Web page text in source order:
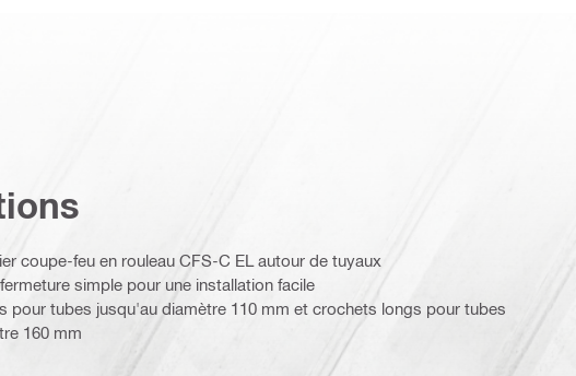
coupe-feu en rouleau CFS-C EL autour de tuyaux
simple pour une installation facile
pour tubes jusqu'au diamètre 110 mm et crochets longs pour tubes
160 mm